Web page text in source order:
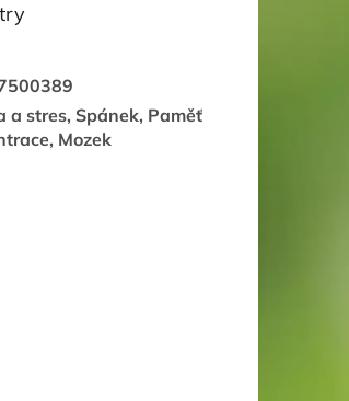
a stres, Spánek, Paměť
Mozek